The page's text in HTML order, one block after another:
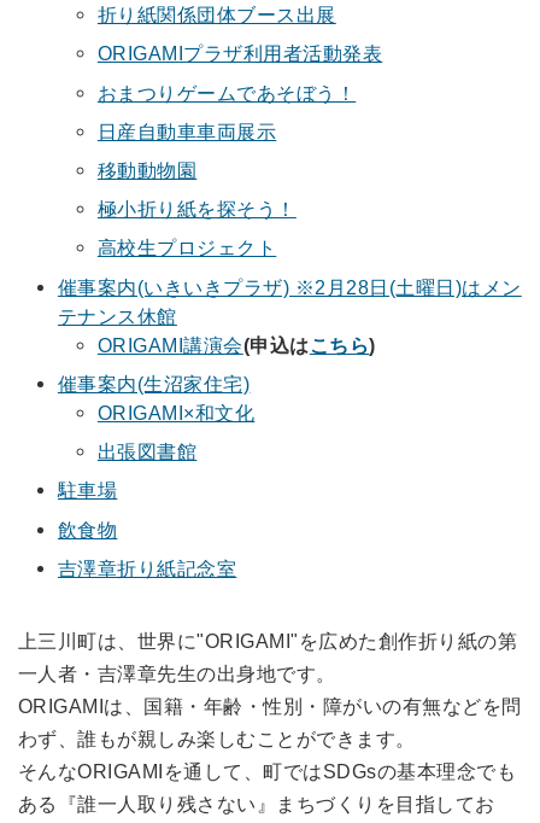
折り紙関係団体ブース出展
ORIGAMIプラザ利用者活動発表
おまつりゲームであそぼう！
日産自動車車両展示
移動動物園
極小折り紙を探そう！
高校生プロジェクト
催事案内(いきいきプラザ) ※2月28日(土曜日)はメン
テナンス休館
ORIGAMI講演会(申込はこちら)
催事案内(生沼家住宅)
ORIGAMI×和文化
出張図書館
駐車場
飲食物
吉澤章折り紙記念室
上三川町は、世界に"ORIGAMI"を広めた創作折り紙の第
一人者・吉澤章先生の出身地です。
ORIGAMIは、国籍・年齢・性別・障がいの有無などを問
わず、誰もが親しみ楽しむことができます。
そんなORIGAMIを通して、町ではSDGsの基本理念でも
ある『誰一人取り残さない』まちづくりを目指してお